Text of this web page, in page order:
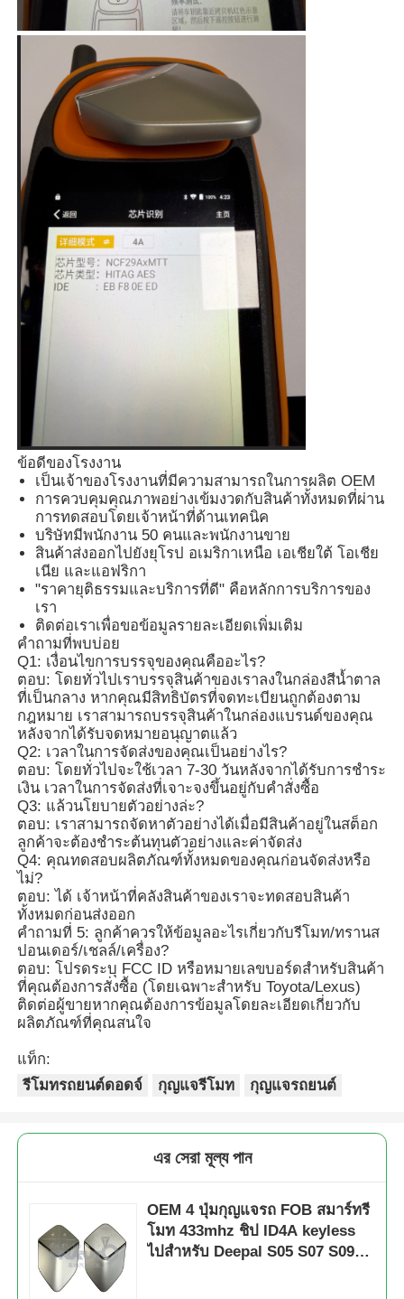
เกี่ยวกับเรา
ทัวร์โรงงาน
ควบคุมคุณภาพ
ติดต่อเรา
ข่าว
ทุกกรณี
กุญแจรถยนต์
เปลือกกุญแจรถ
ใบมีดกุญแจรถ
เครื่องตัดบดมุมเดียว
โปรแกรมเมอร์กุญแจรถ
ชิปดาวเทียม
เครื่องล็อคชิม
KEYDIY สมาชิกคีย์
ข้อดีของโรงงาน
เป็นเจ้าของโรงงานที่มีความสามารถในการผลิต OEM
การควบคุมคุณภาพอย่างเข้มงวดกับสินค้าทั้งหมดที่ผ่าน
การทดสอบโดยเจ้าหน้าที่ด้านเทคนิค
บริษัทมีพนักงาน 50 คนและพนักงานขาย
สินค้าส่งออกไปยังยุโรป อเมริกาเหนือ เอเชียใต้ โอเชีย
เนีย และแอฟริกา
"ราคายุติธรรมและบริการที่ดี" คือหลักการบริการของ
เรา
ติดต่อเราเพื่อขอข้อมูลรายละเอียดเพิ่มเติม
คำถามที่พบบ่อย
Q1: เงื่อนไขการบรรจุของคุณคืออะไร?
ตอบ: โดยทั่วไปเราบรรจุสินค้าของเราลงในกล่องสีน้ำตาล
ที่เป็นกลาง หากคุณมีสิทธิบัตรที่จดทะเบียนถูกต้องตาม
กฎหมาย เราสามารถบรรจุสินค้าในกล่องแบรนด์ของคุณ
หลังจากได้รับจดหมายอนุญาตแล้ว
Q2: เวลาในการจัดส่งของคุณเป็นอย่างไร?
ตอบ: โดยทั่วไปจะใช้เวลา 7-30 วันหลังจากได้รับการชำระ
เงิน เวลาในการจัดส่งที่เจาะจงขึ้นอยู่กับคำสั่งซื้อ
Q3: แล้วนโยบายตัวอย่างล่ะ?
ตอบ: เราสามารถจัดหาตัวอย่างได้เมื่อมีสินค้าอยู่ในสต็อก
ลูกค้าจะต้องชำระต้นทุนตัวอย่างและค่าจัดส่ง
Q4: คุณทดสอบผลิตภัณฑ์ทั้งหมดของคุณก่อนจัดส่งหรือ
ไม่?
ตอบ: ได้ เจ้าหน้าที่คลังสินค้าของเราจะทดสอบสินค้า
ทั้งหมดก่อนส่งออก
คำถามที่ 5: ลูกค้าควรให้ข้อมูลอะไรเกี่ยวกับรีโมท/ทรานส
ปอนเดอร์/เชลล์/เครื่อง?
ตอบ: โปรดระบุ FCC ID หรือหมายเลขบอร์ดสำหรับสินค้า
ที่คุณต้องการสั่งซื้อ (โดยเฉพาะสำหรับ Toyota/Lexus)
ติดต่อผู้ขายหากคุณต้องการข้อมูลโดยละเอียดเกี่ยวกับ
ผลิตภัณฑ์ที่คุณสนใจ
แท็ก:
รีโมทรถยนต์ดอดจ์
กุญแจรีโมท กุญแจรถยนต์
এর সেরা মূল্য পান
OEM 4 ปุ่มกุญแจรถ FOB สมาร์ทรี
โมท 433mhz ชิป ID4A keyless
ไปสําหรับ Deepal S05 S07 S09